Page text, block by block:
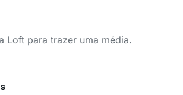
Loft para trazer uma média.